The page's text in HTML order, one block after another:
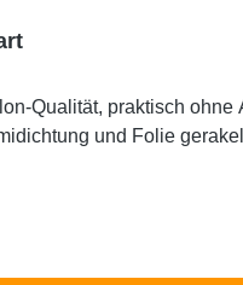
Bestens geeignet für Tönungsfolien und empfindliche